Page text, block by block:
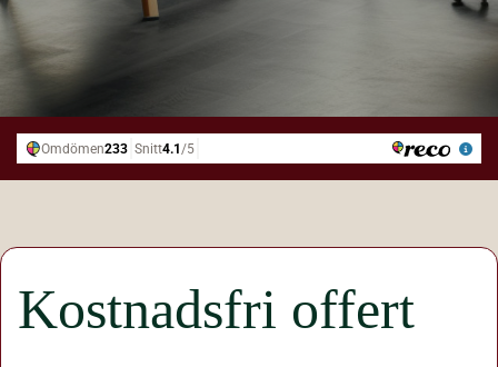
Kostnadsfri offert